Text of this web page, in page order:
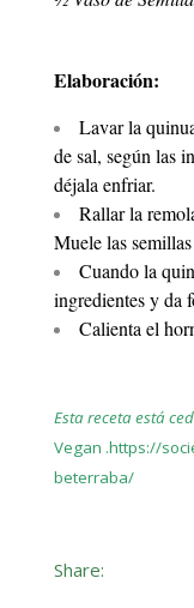
Elaboración:
Lavar la
de sal, según las
déjala enfriar.
Rallar la
Muele las
Cuando la
ingredientes y da
Calienta el
Esta receta está
Vegan .https://
beterraba/
Share: